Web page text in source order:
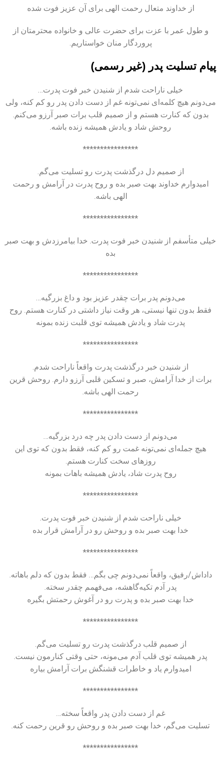
از خداوند متعال رحمت الهی برای آن عزیز فوت شده
و طول عمر با عزت برای حضرت عالی و خانواده محترمتان از
پروردگار منان خواستاریم.
پیام تسلیت پدر (غیر رسمی)
خیلی ناراحت شدم از شنیدن خبر فوت پدرت…
می‌دونم هیچ کلمه‌ای نمی‌تونه غم از دست دادن پدر رو کم کنه، ولی
بدون که کنارت هستم و از صمیم قلب برات صبر آرزو می‌کنم.
روحش شاد و یادش همیشه زنده باشه.
****************
از صمیم دل درگذشت پدرت رو تسلیت می‌گم.
امیدوارم خداوند بهت صبر بده و روح پدرت در آرامش و رحمت
الهی باشه.
****************
خیلی متأسفم از شنیدن خبر فوت پدرت. خدا بیامرزدش و بهت صبر
بده
****************
می‌دونم پدر برات چقدر عزیز بود و داغ بزرگیه…
فقط بدون تنها نیستی، هر وقت نیاز داشتی در کنارت هستم. روح
پدرت شاد و یادش همیشه توی قلبت زنده بمونه
****************
از شنیدن خبر درگذشت پدرت واقعاً ناراحت شدم.
برات از خدا آرامش، صبر و تسکین قلبی آرزو دارم. روحش قرین
رحمت الهی باشه.
****************
می‌دونم از دست دادن پدر چه درد بزرگیه…
هیچ جمله‌ای نمی‌تونه غمت رو کم کنه، فقط بدون که توی این
روزهای سخت کنارت هستم.
روح پدرت شاد، یادش همیشه باهات بمونه
****************
خیلی ناراحت شدم از شنیدن خبر فوت پدرت.
خدا بهت صبر بده و روحش رو در آرامش قرار بده
****************
داداش/رفیق، واقعاً نمی‌دونم چی بگم… فقط بدون که دلم باهاته.
پدر آدم تکیه‌گاهشه، می‌فهمم چقدر سخته.
خدا بهت صبر بده و پدرت رو در آغوش رحمتش بگیره
****************
از صمیم قلب درگذشت پدرت رو تسلیت می‌گم.
پدر همیشه توی قلب آدم می‌مونه، حتی وقتی کنارمون نیست.
امیدوارم یاد و خاطرات قشنگش برات آرامش بیاره
****************
غم از دست دادن پدر واقعاً سخته…
تسلیت می‌گم، خدا بهت صبر بده و روحش رو قرین رحمت کنه.
****************